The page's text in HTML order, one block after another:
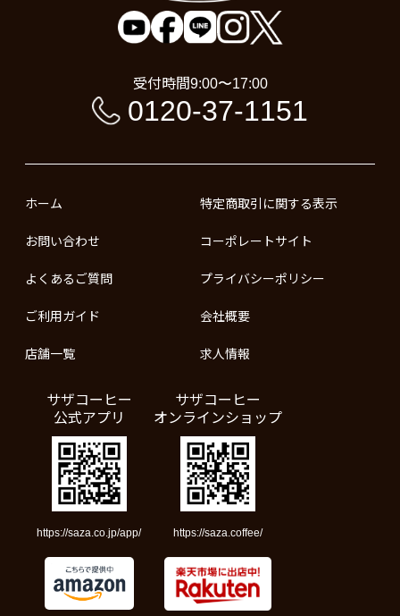
受付時間9:00〜17:00
0120-37-1151
ホーム
お問い合わせ
よくあるご質問
ご利用ガイド
店舗一覧
特定商取引に関する表示
コーポレートサイト
プライバシーポリシー
会社概要
求人情報
サザコーヒー
公式アプリ
https://saza.co.jp/app/
サザコーヒー
オンラインショップ
https://saza.coffee/